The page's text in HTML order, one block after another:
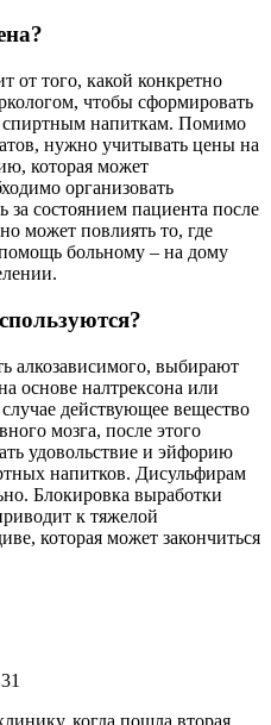
от того, какой конкретно
чтобы сформировать
спиртным напиткам. Помимо
нужно учитывать цены на
которая может
организовать
за состоянием пациента после
может повлиять то, где
больному – на дому
алкозависимого, выбирают
основе налтрексона или
действующее вещество
мозга, после этого
удовольствие и эйфорию
напитков. Дисульфирам
Блокировка выработки
к тяжелой
которая может закончиться
когда пошла вторая